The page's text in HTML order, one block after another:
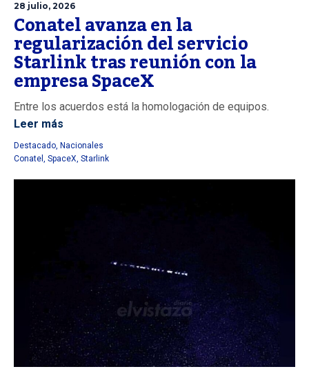
28 julio, 2026
Conatel avanza en la
regularización del servicio
Starlink tras reunión con la
empresa SpaceX
Entre los acuerdos está la homologación de equipos.
Leer más
Destacado, Nacionales
Conatel , SpaceX, Starlink